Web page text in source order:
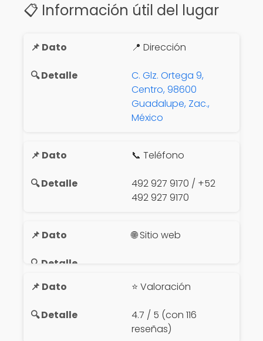
📋 Información útil del lugar
📍 Dirección
C. Glz. Ortega 9,
Centro, 98600
Guadalupe, Zac.,
México
📞 Teléfono
492 927 9170 / +52
492 927 9170
🌐 Sitio web
⭐ Valoración
4.7 / 5 (con 116
reseñas)